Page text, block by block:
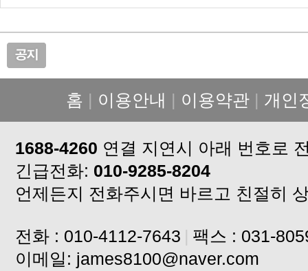
홈 | 이용안내 | 이용약관 | 개인
1688-4260 연결 지연시 아래 번호로
긴급전화: 010-9285-8204
언제든지 전화주시면 바르고 친절히
전화 : 010-4112-7643 | 팩스 : 031-
이메일: james8100@naver.com